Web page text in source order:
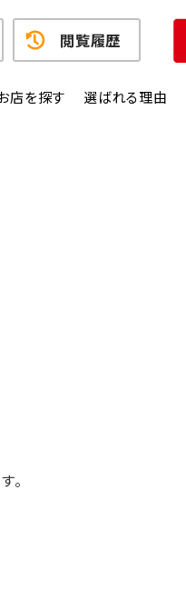
店を探す 選ばれる理由
閲覧履歴
。